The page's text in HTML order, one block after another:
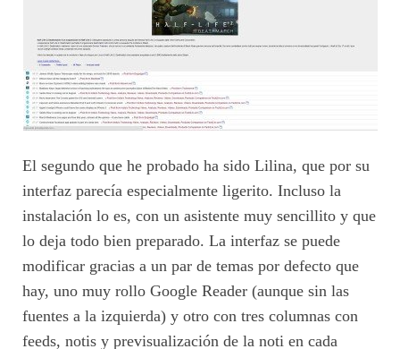
El segundo que he probado ha sido Lilina, que por su
interfaz parecía especialmente ligerito. Incluso la
instalación lo es, con un asistente muy sencillito y que
lo deja todo bien preparado. La interfaz se puede
modificar gracias a un par de temas por defecto que
hay, uno muy rollo Google Reader (aunque sin las
fuentes a la izquierda) y otro con tres columnas con
feeds, notis y previsualización de la noti en cada